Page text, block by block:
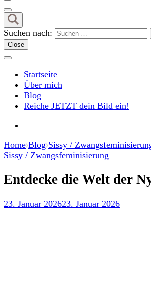
Suchen nach:
Close
Startseite
Über mich
Blog
Reiche JETZT dein Bild ein!
Home Blog Sissy /
Sissy / Zwangsfeminisierung
Entdecke die Welt der
23. Januar 202623. Januar 2026